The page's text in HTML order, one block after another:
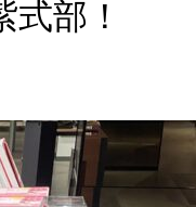
部！